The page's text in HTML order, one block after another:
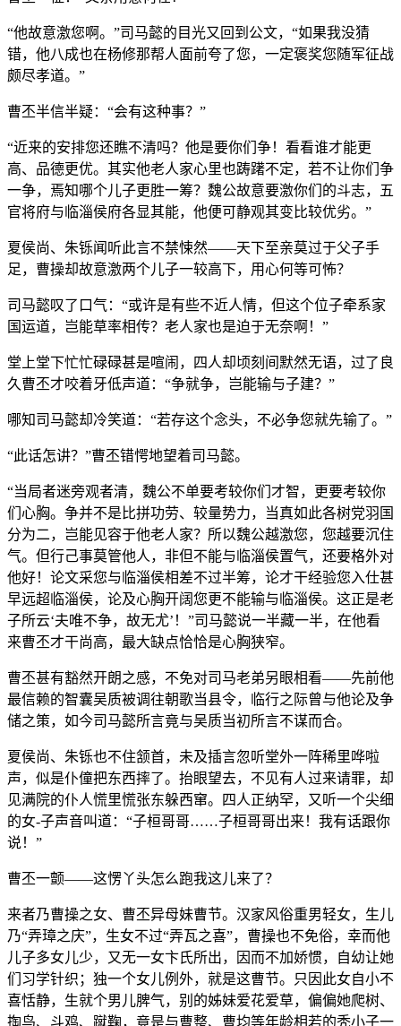
“他故意激您啊。”司马懿的目光又回到公文，“如果我没猜
错，他八成也在杨修那帮人面前夸了您，一定褒奖您随军征战
颇尽孝道。”
曹丕半信半疑：“会有这种事？”
“近来的安排您还瞧不清吗？他是要你们争！看看谁才能更
高、品德更优。其实他老人家心里也踌躇不定，若不让你们争
一争，焉知哪个儿子更胜一筹？魏公故意要激你们的斗志，五
官将府与临淄侯府各显其能，他便可静观其变比较优劣。”
夏侯尚、朱铄闻听此言不禁悚然——天下至亲莫过于父子手
足，曹操却故意激两个儿子一较高下，用心何等可怖？
司马懿叹了口气：“或许是有些不近人情，但这个位子牵系家
国运道，岂能草率相传？老人家也是迫于无奈啊！”
堂上堂下忙忙碌碌甚是喧闹，四人却顷刻间默然无语，过了良
久曹丕才咬着牙低声道：“争就争，岂能输与子建？”
哪知司马懿却冷笑道：“若存这个念头，不必争您就先输了。”
“此话怎讲？”曹丕错愕地望着司马懿。
“当局者迷旁观者清，魏公不单要考较你们才智，更要考较你
们心胸。争并不是比拼功劳、较量势力，当真如此各树党羽国
分为二，岂能见容于他老人家？所以魏公越激您，您越要沉住
气。但行己事莫管他人，非但不能与临淄侯置气，还要格外对
他好！论文采您与临淄侯相差不过半筹，论才干经验您入仕甚
早远超临淄侯，论及心胸开阔您更不能输与临淄侯。这正是老
子所云‘夫唯不争，故无尤’！”司马懿说一半藏一半，在他看
来曹丕才干尚高，最大缺点恰恰是心胸狭窄。
曹丕甚有豁然开朗之感，不免对司马老弟另眼相看——先前他
最信赖的智囊吴质被调往朝歌当县令，临行之际曾与他论及争
储之策，如今司马懿所言竟与吴质当初所言不谋而合。
夏侯尚、朱铄也不住颔首，未及插言忽听堂外一阵稀里哗啦
声，似是仆僮把东西摔了。抬眼望去，不见有人过来请罪，却
见满院的仆人慌里慌张东躲西窜。四人正纳罕，又听一个尖细
的女-子声音叫道：“子桓哥哥……子桓哥哥出来！我有话跟你
说！”
曹丕一颤——这愣丫头怎么跑我这儿来了？
来者乃曹操之女、曹丕异母妹曹节。汉家风俗重男轻女，生儿
乃“弄璋之庆”，生女不过“弄瓦之喜”，曹操也不免俗，幸而他
儿子多女儿少，又无一女卞氏所出，因而不加娇惯，自幼让她
们习学针织；独一个女儿例外，就是这曹节。只因此女自小不
喜恬静，生就个男儿脾气，别的姊妹爱花爱草，偏偏她爬树、
掏鸟、斗鸡、蹴鞠，竟是与曹整、曹均等年龄相若的秃小子一